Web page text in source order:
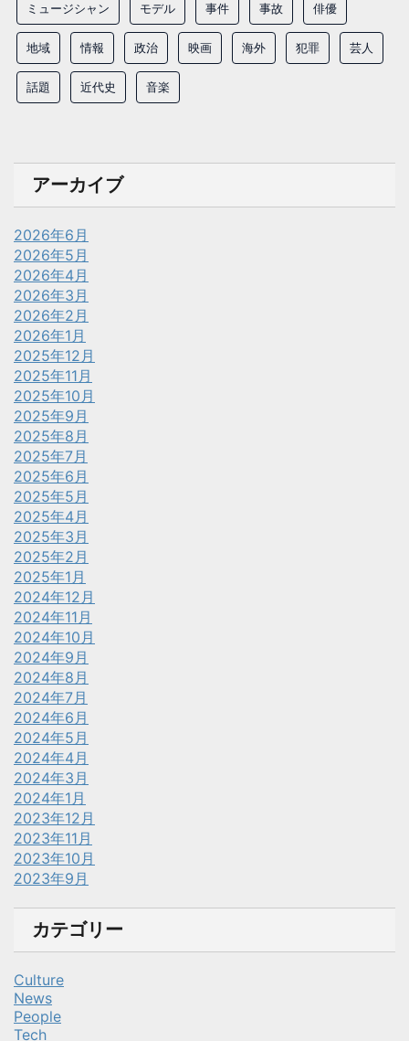
ミュージシャン モデル 事件 事故 俳優
地域 情報 政治 映画 海外 犯罪 芸人
話題 近代史 音楽
アーカイブ
2026年6月
2026年5月
2026年4月
2026年3月
2026年2月
2026年1月
2025年12月
2025年11月
2025年10月
2025年9月
2025年8月
2025年7月
2025年6月
2025年5月
2025年4月
2025年3月
2025年2月
2025年1月
2024年12月
2024年11月
2024年10月
2024年9月
2024年8月
2024年7月
2024年6月
2024年5月
2024年4月
2024年3月
2024年1月
2023年12月
2023年11月
2023年10月
2023年9月
カテゴリー
Culture
News
People
Tech